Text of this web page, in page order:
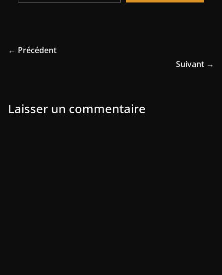
← Précédent
Suivant →
Laisser un commentaire